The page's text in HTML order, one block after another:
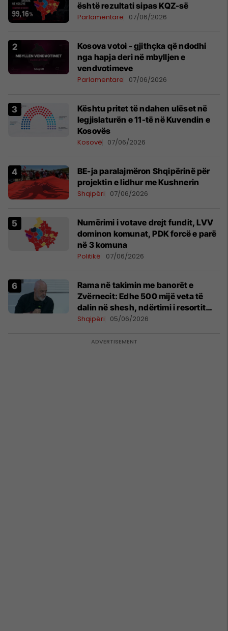
është rezultati sipas KQZ-së
Parlamentare 07/06/2026
Kosova votoi - gjithçka që ndodhi
nga hapja deri në mbylljen e
vendvotimeve
Parlamentare 07/06/2026
Kështu pritet të ndahen ulëset në
legjislaturën e 11-të në Kuvendin e
Kosovës
Kosovë 07/06/2026
BE-ja paralajmëron Shqipërinë për
projektin e lidhur me Kushnerin
Shqipëri 07/06/2026
Numërimi i votave drejt fundit, LVV
dominon komunat, PDK forcë e parë
në 3 komuna
Politikë 07/06/2026
Rama në takimin me banorët e
Zvërnecit: Edhe 500 mijë veta të
dalin në shesh, ndërtimi i resortit
nuk anulohet
Shqipëri 05/06/2026